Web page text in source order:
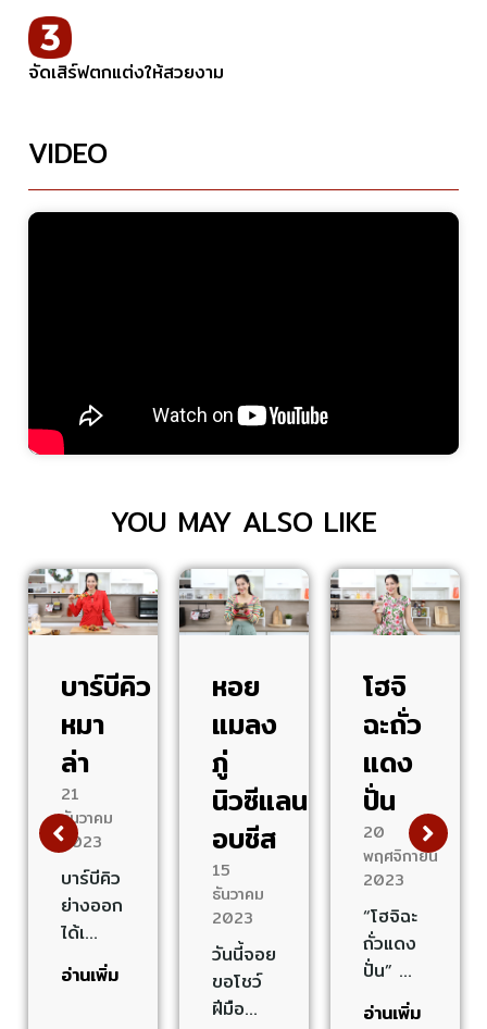
จัดเสิร์ฟตกแต่งให้สวยงาม
VIDEO
YOU MAY ALSO LIKE
บาร์บีคิว
หมา
ล่า
21
ธันวาคม
2023
บาร์บีคิว
ย่างออก
ได้เ…
อ่านเพิ่ม
หอย
แมลง
ภู่
นิวซีแลนด์
อบชีส
15
ธันวาคม
2023
วันนี้จอย
ขอโชว์
ฝีมือ…
โฮจิ
ฉะถั่ว
แดง
ปั่น
20
พฤศจิกายน
2023
“โฮจิฉะ
ถั่วแดง
ปั่น” …
อ่านเพิ่ม